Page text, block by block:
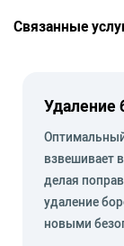
Связанные
Удаление
взвешивает
делая
удаление
новыми